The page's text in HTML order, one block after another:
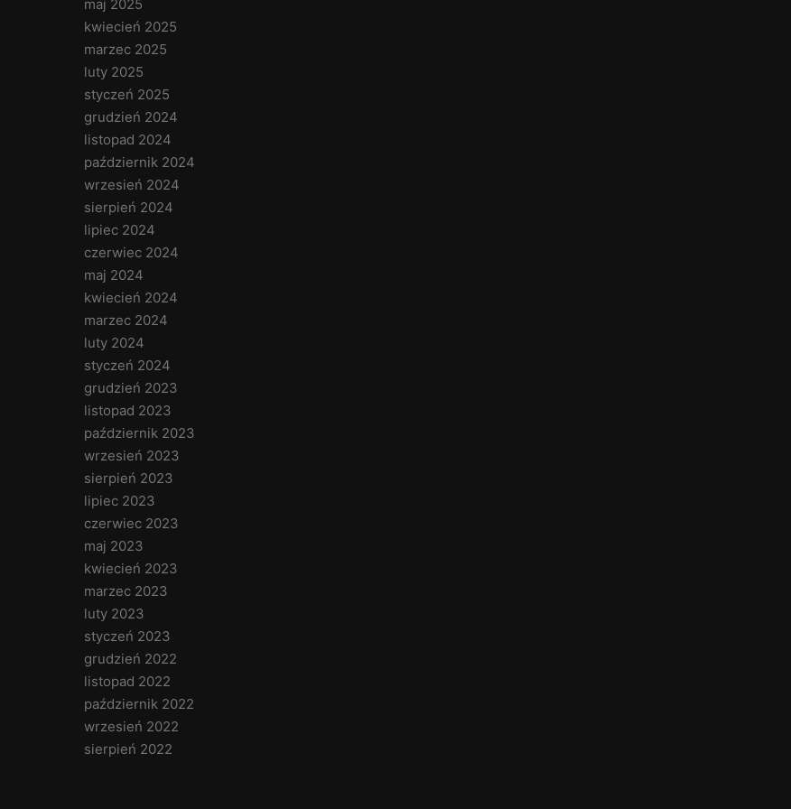
maj 2025
kwiecień 2025
marzec 2025
luty 2025
styczeń 2025
grudzień 2024
listopad 2024
październik 2024
wrzesień 2024
sierpień 2024
lipiec 2024
czerwiec 2024
maj 2024
kwiecień 2024
marzec 2024
luty 2024
styczeń 2024
grudzień 2023
listopad 2023
październik 2023
wrzesień 2023
sierpień 2023
lipiec 2023
czerwiec 2023
maj 2023
kwiecień 2023
marzec 2023
luty 2023
styczeń 2023
grudzień 2022
listopad 2022
październik 2022
wrzesień 2022
sierpień 2022